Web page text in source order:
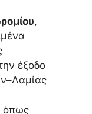
,
έξοδο
όπως